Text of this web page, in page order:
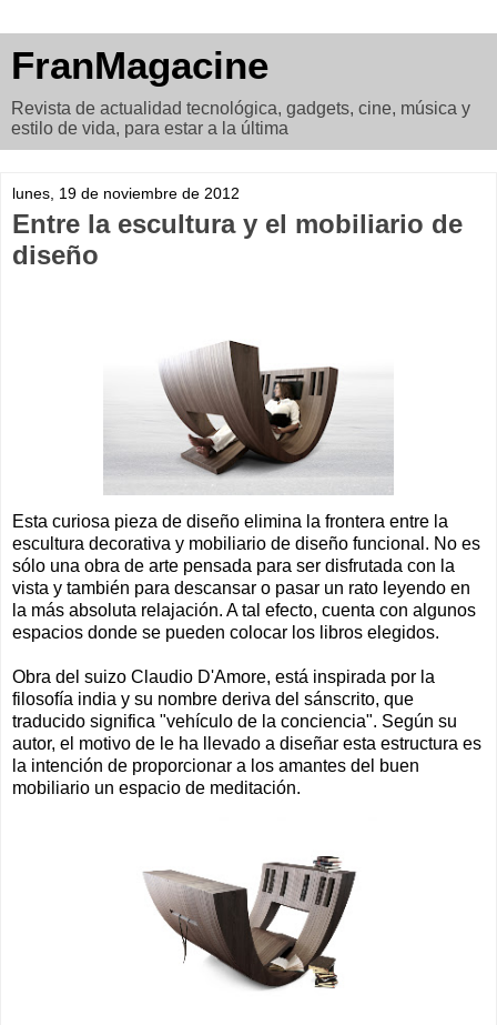
FranMagacine
Revista de actualidad tecnológica, gadgets, cine, música y
estilo de vida, para estar a la última
lunes, 19 de noviembre de 2012
Entre la escultura y el mobiliario de
diseño
Esta curiosa pieza de diseño elimina la frontera entre la
escultura decorativa y mobiliario de diseño funcional. No es
sólo una obra de arte pensada para ser disfrutada con la
vista y también para descansar o pasar un rato leyendo en
la más absoluta relajación. A tal efecto, cuenta con algunos
espacios donde se pueden colocar los libros elegidos.
Obra del suizo Claudio D'Amore, está inspirada por la
filosofía india y su nombre deriva del sánscrito, que
traducido significa "vehículo de la conciencia". Según su
autor, el motivo de le ha llevado a diseñar esta estructura es
la intención de proporcionar a los amantes del buen
mobiliario un espacio de meditación.